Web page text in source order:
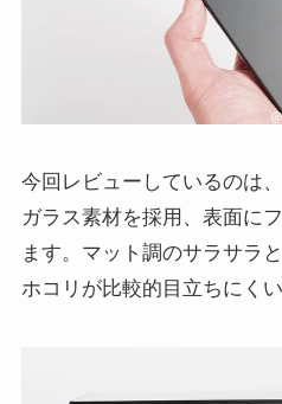
今回レビューしているのは
ガラス素材を採用、表面に
ます。マット調のサラサラ
ホコリが比較的目立ちにくい